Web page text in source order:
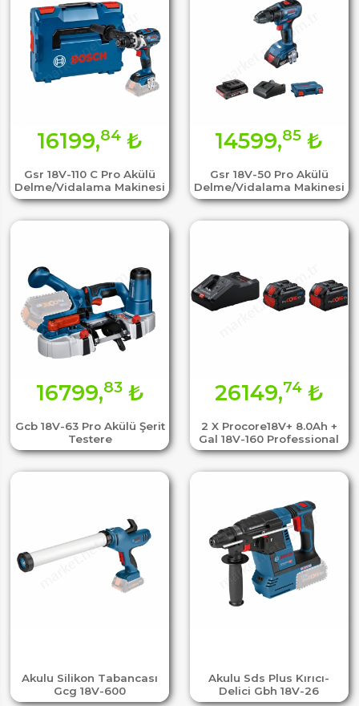
Gsr 18V-110 C Pro Akülü
Delme/Vidalama Makinesi
16199,84 ₺
Gsr 18V-50 Pro Akülü
Delme/Vidalama Makinesi
14599,85 ₺
Gcb 18V-63 Pro Akülü Şerit
Testere
16799,83₺
2 X Procore18V+ 8.0Ah +
Gal 18V-160 Professional
26149,74₺
Akulu Silikon Tabancası
Gcg 18V-600
Akulu Sds Plus Kırıcı-
Delici Gbh 18V-26